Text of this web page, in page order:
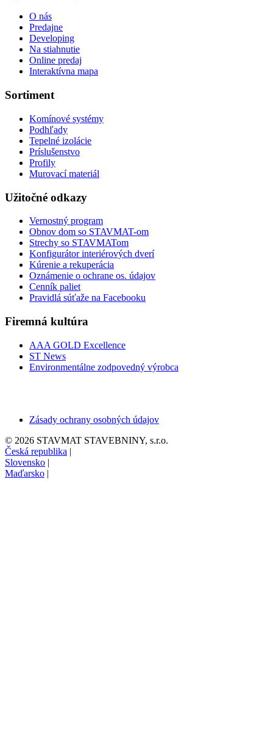
O nás
Predajne
Developing
Na stiahnutie
Online predaj
Interaktívna mapa
Sortiment
Komínové systémy
Podhľady
Tepelné izolácie
Príslušenstvo
Profily
Murovací materiál
Užitočné odkazy
Vernostný program
Obnov dom so STAVMAT-om
Strechy so STAVMATom
Konfigurátor interiérových dverí
Kúrenie a rekuperácia
Oznámenie o ochrane os. údajov
Cenník paliet
Pravidlá súťaže na Facebooku
Firemná kultúra
AAA GOLD Excellence
ST News
Environmentálne zodpovedný výrobca
Zásady ochrany osobných údajov
© 2026 STAVMAT STAVEBNINY, s.r.o.
Česká republika |
Slovensko |
Maďarsko |